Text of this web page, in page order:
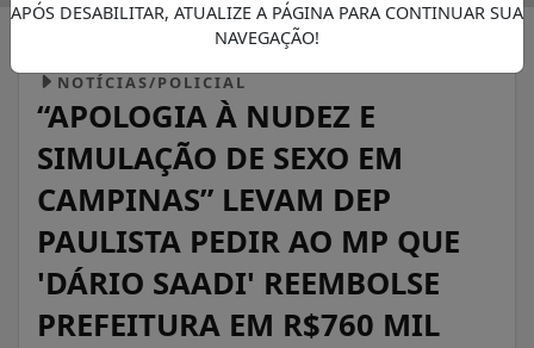
NOTÍCIAS/POLICIAL
“APOLOGIA À NUDEZ E
SIMULAÇÃO DE SEXO EM
CAMPINAS” LEVAM DEP
PAULISTA PEDIR AO MP QUE
'DÁRIO SAADI' REEMBOLSE
PREFEITURA EM R$760 MIL
APÓS DESABILITAR, ATUALIZE A PÁGINA PARA CONTINUAR SUA
NAVEGAÇÃO!